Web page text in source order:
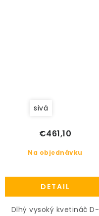
sivá
Na objednávku
€461,10
DETAIL
Dlhý vysoký kvetináč D-